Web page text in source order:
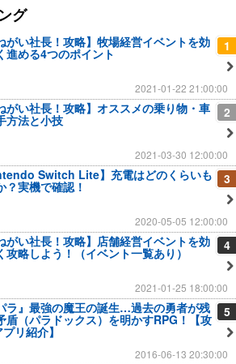
グ
1
がい社長！攻略】牧場経営イベントを効
進める4つのポイント
2021-01-22 21:00:00
2
がい社長！攻略】オススメの乗り物・車
方法と小技
2021-03-30 12:00:00
3
Switch Lite】充電はどのくらいも
？実機で確認！
2020-05-05 12:00:00
4
がい社長！攻略】店舗経営イベントを効
攻略しよう！（イベント一覧あり）
2021-01-25 18:00:00
5
ラ』最強の魔王の誕生…過去の勇者が残
盾（パラドックス）を明かすRPG！【攻
リ紹介】
2016-06-13 20:30:00